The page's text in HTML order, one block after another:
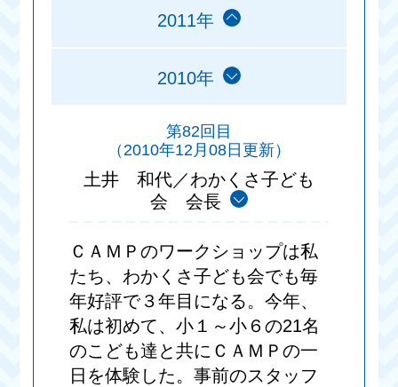
2011年
2010年
第82回目
（2010年12月08日更新）
土井 和代／わかくさ子ども
会 会長
ＣＡＭＰのワークショップは私
たち、わかくさ子ども会でも毎
年好評で３年目になる。今年、
私は初めて、小１～小６の21名
のこども達と共にＣＡＭＰの一
日を体験した。事前のスタッフ